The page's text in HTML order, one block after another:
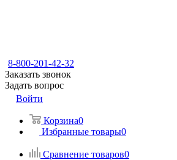
8-800-201-42-32
Заказать звонок
Задать вопрос
Войти
Корзина0
Избранные товары0
Сравнение товаров0